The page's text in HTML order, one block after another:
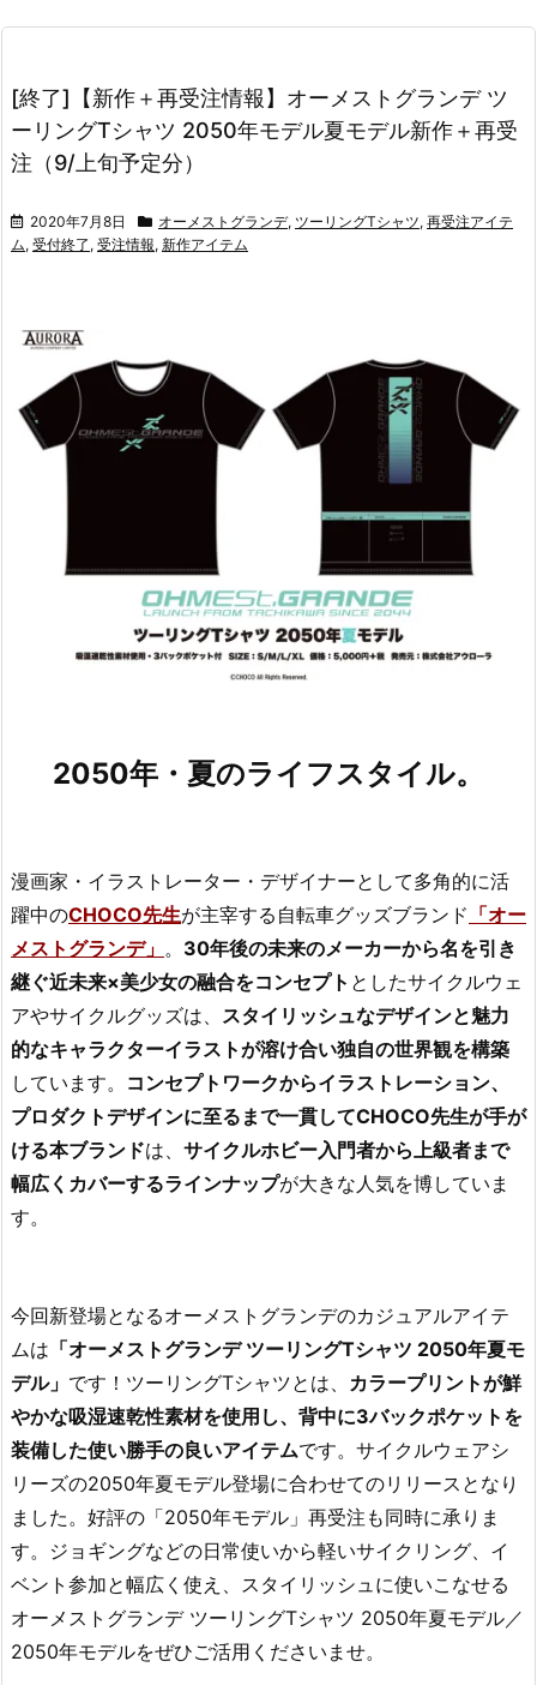
[終了]【新作＋再受注情報】オーメストグランデ ツ
ーリングTシャツ 2050年モデル夏モデル新作＋再受
注（9/上旬予定分）
2020年7月8日 オーメストグランデ, ツーリングTシャツ, 再受注アイテ
ム, 受付終了 , 受注情報, 新作アイテム
2050年・夏のライフスタイル。
漫画家・イラストレーター・デザイナーとして多角的に活
躍中のCHOCO先生が主宰する自転車グッズブランド 「オー
メストグランデ」 。 30年後の未来のメーカーから名を引き
継ぐ近未来×美少女の融合をコンセプト としたサイクルウェ
アやサイクルグッズは、 スタイリッシュなデザインと魅力
的なキャラクターイラストが溶け合い独自の世界観を構築
しています。 コンセプトワークからイラストレーション、
プロダクトデザインに至るまで一貫してCHOCO先生が手が
ける本ブランドは、 サイクルホビー入門者から上級者まで
幅広くカバーするラインナップが大きな人気を博していま
す。
今回新登場となるオーメストグランデのカジュアルアイテ
ムは 「オーメストグランデ ツーリングTシャツ 2050年夏モ
デル」 です！ツーリングTシャツとは、 カラープリントが鮮
やかな吸湿速乾性素材を使用し、背中に3バックポケットを
装備した使い勝手の良いアイテムです。サイクルウェアシ
リーズの2050年夏モデル登場に合わせてのリリースとなり
ました。好評の「2050年モデル」再受注も同時に承りま
す。ジョギングなどの日常使いから軽いサイクリング、イ
ベント参加と幅広く使え、スタイリッシュに使いこなせる
オーメストグランデ ツーリングTシャツ 2050年夏モデル／
2050年モデルをぜひご活用くださいませ。